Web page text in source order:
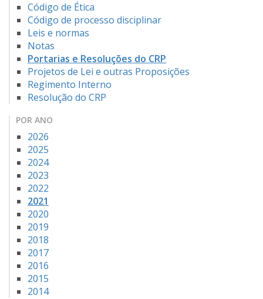
Código de Ética
Código de processo disciplinar
Leis e normas
Notas
Portarias e Resoluções do CRP
Projetos de Lei e outras Proposições
Regimento Interno
Resolução do CRP
POR ANO
2026
2025
2024
2023
2022
2021
2020
2019
2018
2017
2016
2015
2014